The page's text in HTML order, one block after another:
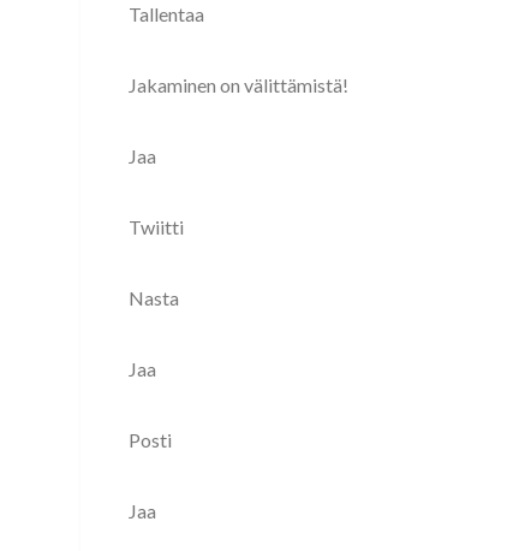
Tallentaa
Jakaminen on välittämistä!
Jaa
Twiitti
Nasta
Jaa
Posti
Jaa